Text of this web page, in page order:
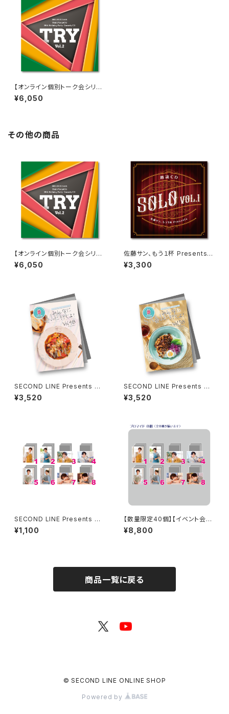
【オンライン個別トーク会シリア
ルコードなし】佐藤サン、もう１杯
Presents 佐藤拓也、38歳のお
¥6,050
その他の商品
【オンライン個別トーク会シリア
ルコードなし】佐藤サン、もう１杯
Presents 佐藤拓也、38歳のお
¥6,050
佐藤サン、もう１杯 Presents
朗読CD SOLO Vol.1
¥3,300
SECOND LINE Presents み
んなに会いに行くよ! 第48回 in
長野 パンフレット
¥3,520
SECOND LINE Presents み
んなに会いに行くよ! 第38回 in
富山 パンフレット
¥3,520
SECOND LINE Presents み
んなに会いに行くよ! 第48回 in
長野 ブロマイド ※ランダム販
¥1,100
【数量限定40個】【イベント会場
特典付き】SECOND LINE Pre
sents みんなに会いに行くよ!
¥8,800
商品一覧に戻る
© SECOND LINE ONLINE SHOP
Powered by